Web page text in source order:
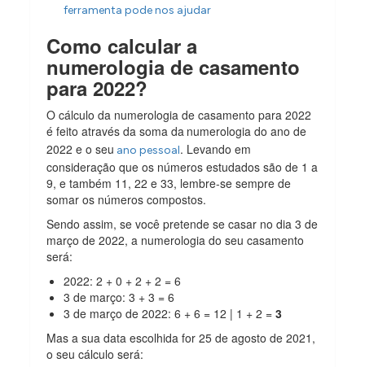
ferramenta pode nos ajudar
Como calcular a
numerologia de casamento
para 2022?
O cálculo da numerologia de casamento para 2022
é feito através da soma da numerologia do ano de
2022 e o seu ano pessoal. Levando em
consideração que os números estudados são de 1 a
9, e também 11, 22 e 33, lembre-se sempre de
somar os números compostos.
Sendo assim, se você pretende se casar no dia 3 de
março de 2022, a numerologia do seu casamento
será:
2022: 2 + 0 + 2 + 2 = 6
3 de março: 3 + 3 = 6
3 de março de 2022: 6 + 6 = 12 | 1 + 2 =3
Mas a sua data escolhida for 25 de agosto de 2021,
o seu cálculo será: